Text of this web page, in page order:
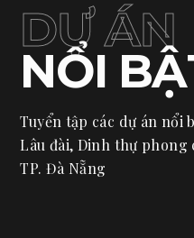
DỰ ÁN
NỔI
Tuyển tập các dự án nổi
Lâu đài, Dinh thự phong
TP. Đà Nẵng